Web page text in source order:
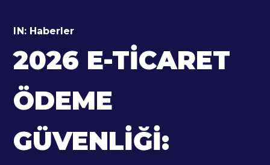
IN: Haberler
2026 E-TICARET
ÖDEME
GÜVENLIĞI: